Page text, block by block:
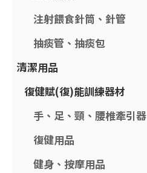
注射餵食針筒、針管
抽痰管、抽痰包
清潔用品
復健賦(復)能訓練器材
手、足、頸、腰椎牽引器
復健用品
健身、按摩用品